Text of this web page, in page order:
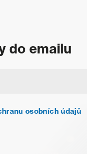
do emailu
osobních údajů